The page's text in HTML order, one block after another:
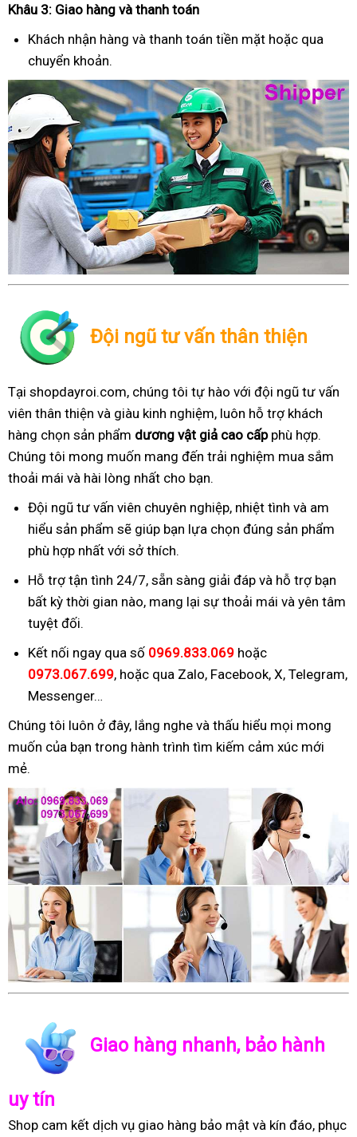
Khâu 3: Giao hàng và thanh toán
Khách nhận hàng và thanh toán tiền mặt hoặc qua
chuyển khoản.
Đội ngũ tư vấn thân thiện
Tại shopdayroi.com, chúng tôi tự hào với đội ngũ tư vấn
viên thân thiện và giàu kinh nghiệm, luôn hỗ trợ khách
hàng chọn sản phẩm dương vật giả cao cấpphù hợp.
Chúng tôi mong muốn mang đến trải nghiệm mua sắm
thoải mái và hài lòng nhất cho bạn.
Đội ngũ tư vấn viên chuyên nghiệp, nhiệt tình và am
hiểu sản phẩm sẽ giúp bạn lựa chọn đúng sản phẩm
phù hợp nhất với sở thích.
Hỗ trợ tận tình 24/7, sẵn sàng giải đáp và hỗ trợ bạn
bất kỳ thời gian nào, mang lại sự thoải mái và yên tâm
tuyệt đối.
Kết nối ngay qua số 0969.833.069 hoặc
0973.067.699, hoặc qua Zalo, Facebook, X, Telegram,
Messenger…
Chúng tôi luôn ở đây, lắng nghe và thấu hiểu mọi mong
muốn của bạn trong hành trình tìm kiếm cảm xúc mới
mẻ.
Giao hàng nhanh, bảo hành
uy tín
Shop cam kết dịch vụ giao hàng bảo mật và kín đáo, phục